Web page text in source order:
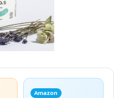
Amazon